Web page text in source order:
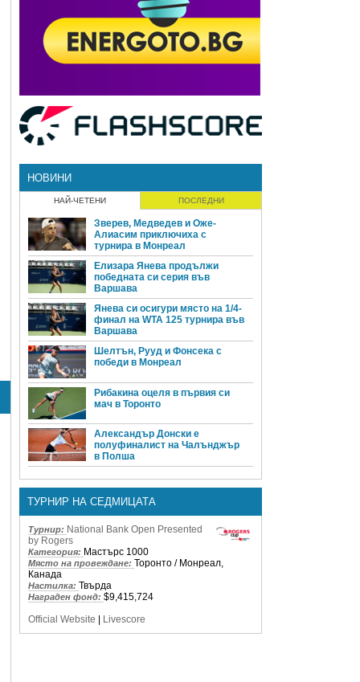
НОВИНИ
НАЙ-ЧЕТЕНИ ПОСЛЕДНИ
Зверев, Медведев и Оже-
Алиасим приключиха с
турнира в Монреал
Елизара Янева продължи
победната си серия във
Варшава
Янева си осигури място на 1/4-
финал на WTA 125 турнира във
Варшава
Шелтън, Рууд и Фонсека с
победи в Монреал
Рибакина оцеля в първия си
мач в Торонто
Александър Донски е
полуфиналист на Чалънджър
в Полша
ТУРНИР НА СЕДМИЦАТА
Турнир: National Bank Open Presented
by Rogers
Категория: Мастърс 1000
Място на провеждане: Торонто / Монреал,
Канада
Настилка: Твърда
Награден фонд: $9,415,724
Official Website
Livescore